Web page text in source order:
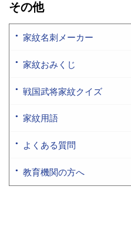
その他
家紋名刺メーカー
家紋おみくじ
戦国武将家紋クイズ
家紋用語
よくある質問
教育機関の方へ